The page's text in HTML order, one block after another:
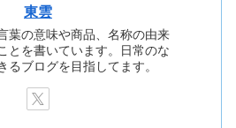
東雲
葉の意味や商品、名称の由来
とを書いています。日常のな
るブログを目指してます。